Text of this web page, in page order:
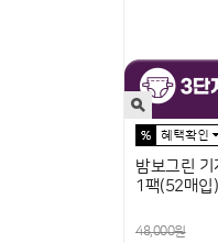
밤보그린
1팩(52매입)
48,000원